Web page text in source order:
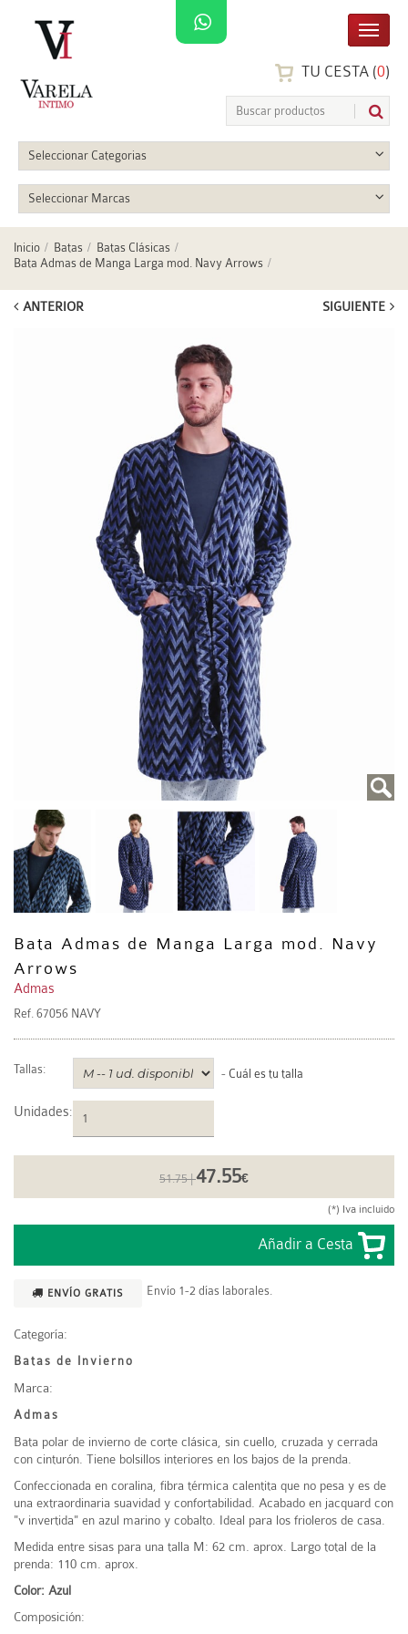
TU CESTA (0)
Seleccionar Categorias
Seleccionar Marcas
Inicio Batas
Batas Clásicas
Bata Admas de Manga Larga mod. Navy Arrows
ANTERIOR SIGUIENTE
Bata Admas de Manga Larga mod. Navy
Arrows
Admas
Ref. 67056 NAVY
Tallas: - Cuál es tu talla
Unidades:
51.75 |47.55€
(*) Iva incluido
ENVÍO GRATIS Envío 1-2 días laborales.
Categoría:
Batas de Invierno
Marca:
Admas
Bata polar de invierno de corte clásica, sin cuello, cruzada y cerrada
con cinturón. Tiene bolsillos interiores en los bajos de la prenda.
Confeccionada en coralina, fibra térmica calentita que no pesa y es de
una extraordinaria suavidad y confortabilidad. Acabado en jacquard con
"v invertida" en azul marino y cobalto. Ideal para los frioleros de casa.
Medida entre sisas para una talla M: 62 cm. aprox. Largo total de la
prenda: 110 cm. aprox.
Color: Azul
Composición: